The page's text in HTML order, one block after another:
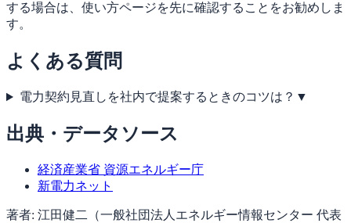
する場合は、使い方ページを先に確認することをお勧めしま
す。
よくある質問
電力契約見直しを社内で提案するときのコツは？ ▼
出典・データソース
経済産業省 資源エネルギー庁
新電力ネット
著者: 江田健二（一般社団法人エネルギー情報センター 代表